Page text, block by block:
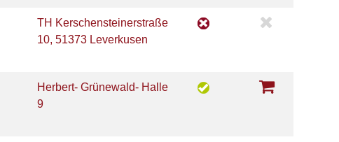
TH Kerschensteinerstraße
10, 51373 Leverkusen
Herbert- Grünewald- Halle
9